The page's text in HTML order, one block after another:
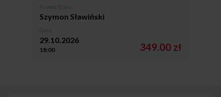
Szymon Sławiński
29.10.2026
18:00 349.00 zł